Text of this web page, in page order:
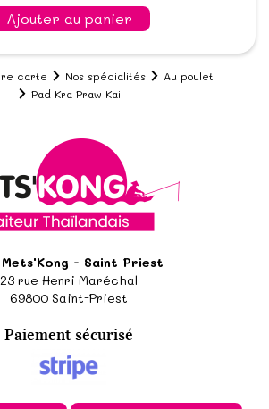
Ajouter au panier
carte Nos spécialités
Au poulet
Pad Kra Praw Kai
Mets'Kong - Saint Priest
23 rue Henri Maréchal
69800 Saint-Priest
Paiement sécurisé